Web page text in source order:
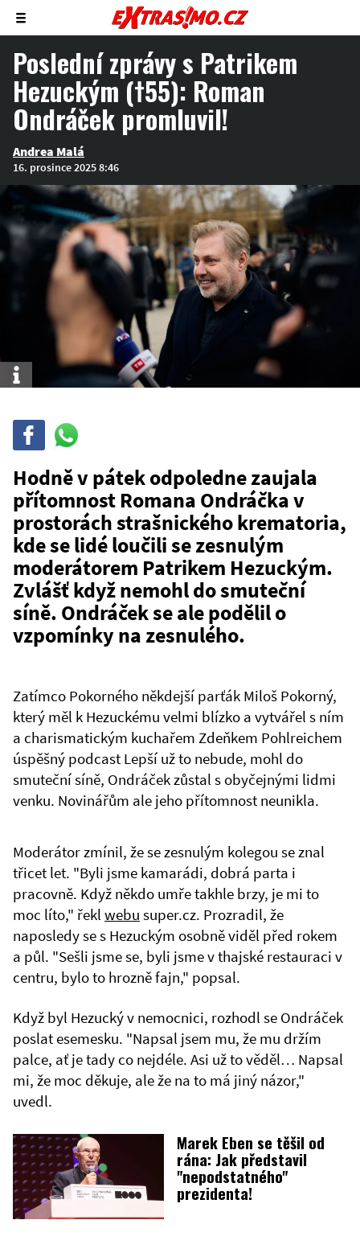
Zobrazit/skrýt
menu
Poslední zprávy s Patrikem
Hezuckým (†55): Roman
Ondráček promluvil!
Andrea Malá
16. prosince 2025 8:46
Info
Sdílej
WhatsAppu
Hodně v pátek odpoledne zaujala
přítomnost Romana Ondráčka v
prostorách strašnického krematoria,
kde se lidé loučili se zesnulým
moderátorem Patrikem Hezuckým.
Zvlášť když nemohl do smuteční
síně. Ondráček se ale podělil o
vzpomínky na zesnulého.
Zatímco Pokorného někdejší parťák Miloš Pokorný,
který měl k Hezuckému velmi blízko a vytvářel s ním
a charismatickým kuchařem Zdeňkem Pohlreichem
úspěšný podcast Lepší už to nebude, mohl do
smuteční síně, Ondráček zůstal s obyčejnými lidmi
venku. Novinářům ale jeho přítomnost neunikla.
Moderátor zmínil, že se zesnulým kolegou se znal
třicet let. "Byli jsme kamarádi, dobrá parta i
pracovně. Když někdo umře takhle brzy, je mi to
moc líto," řekl webu super.cz. Prozradil, že
naposledy se s Hezuckým osobně viděl před rokem
a půl. "Sešli jsme se, byli jsme v thajské restauraci v
centru, bylo to hrozně fajn," popsal.
Když byl Hezucký v nemocnici, rozhodl se Ondráček
poslat esemesku. "Napsal jsem mu, že mu držím
palce, ať je tady co nejdéle. Asi už to věděl… Napsal
mi, že moc děkuje, ale že na to má jiný názor,"
uvedl.
Marek Eben se těšil od
rána: Jak představil
"nepodstatného"
prezidenta!